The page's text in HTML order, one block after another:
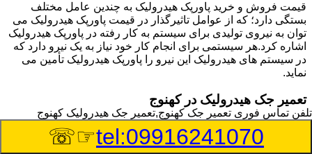
قیمت فروش و خرید پاورپک هیدرولیک به چندین عامل مختلف
بستگی دارد؛ که از عوامل تاثیرگذار در قیمت پاورپک هیدرولیک می
توان به نیروی تولیدی برای سیستم به کار رفته در پاورپک هیدرولیک
اشاره کرد.هر سیستمی برای انجام کار خود نیاز به یک نیرو دارد که
در سیستم های هیدرولیک این نیرو را پاورپک هیدرولیک تأمین می
نماید.
تعمیر جک هیدرولیک در کهنوج
وسیله‎ای که با عملکرد خود موجب بلند شدن اهرم و یا وزن سنگین
در یک قسمت می گردد را جک هیدرولیک می نامند.جک هیدرولیک
تلفن تماس فوری تعمیر جک کهنوج,تعمیر جک هیدرولیک کهنوج
tel:09916241070
☞☏